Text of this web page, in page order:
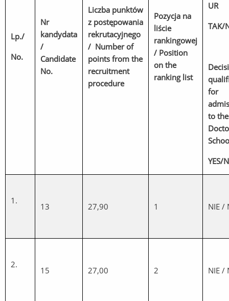
Lp./
No.
Nr
kandydata
/
Candidate
No.
Liczba punktów
z postępowania
rekrutacyjnego
/ Number of
points from the
recruitment
procedure
Pozycja na
liście
rankingowej
/ Position
on the
ranking list
UR
TAK/
for
to
YES/
1.
13 27,90 1 NIE /
2.
15 27,00 2 NIE /